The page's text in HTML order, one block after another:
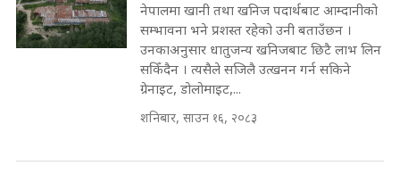
on the Same Page ||
SIDHAKURA ||
सहकारी पीडितसँग मन्त्री प्रतिभा रावलले
Sidhakura || Pratibha Rawal
पोप्पोको पासोः कमाउने लोभमा घरबार नै
उठिबास | The Dark Side of
'Poppo Live'-SIDHAKURA
INVESTIGATION
मन्त्री आउने बित्तिकै सुरु भएको थियो
SIDHAKURA ||
नेपालमा खानी तथा खनिज पदार्थबाट आम्दानीको
सम्भावना भने प्रशस्त रहेको उनी बताउँछन ।
उनकाअनुसार धातुजन्य खनिजबाट छिटै लाभ लिन
सकिँदैन । त्यसैले सजिलै उत्खनन गर्न सकिने
ग्रेनाइट, डोलोमाइट,...
शनिबार, साउन १६, २०८३